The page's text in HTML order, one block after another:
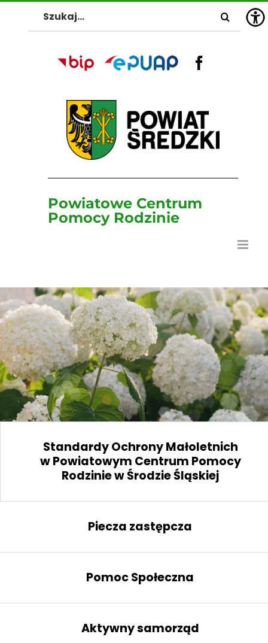
BIP EPUAP Facebook
Powiatowe Centrum
Pomocy Rodzinie
Standardy Ochrony Małoletnich
w Powiatowym Centrum Pomocy
Rodzinie w Środzie Śląskiej
Piecza zastępcza
Pomoc Społeczna
Aktywny samorząd